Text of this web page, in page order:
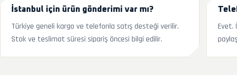
İstanbul için ürün gönderimi var mı?
Türkiye geneli kargo ve telefonla satış desteği verilir.
Stok ve teslimat süresi sipariş öncesi bilgi edilir.
Evet.